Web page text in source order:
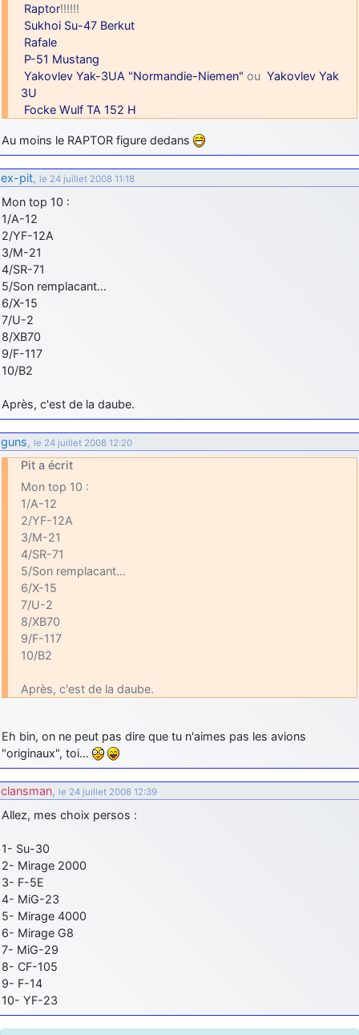
Raptor!!!!!!
Sukhoi Su-47 Berkut
Rafale
P-51 Mustang
Yakovlev Yak-3UA "Normandie-Niemen" ou Yakovlev Yak
3U
Focke Wulf TA 152 H
Au moins le RAPTOR figure dedans
ex-pit, le 24 juillet 2008 11:18
Mon top 10 :
1/A-12
2/YF-12A
3/M-21
4/SR-71
5/Son remplacant…
6/X-15
7/U-2
8/XB70
9/F-117
10/B2
Après, c'est de la daube.
guns, le 24 juillet 2008 12:20
Pit a écrit
Mon top 10 :
1/A-12
2/YF-12A
3/M-21
4/SR-71
5/Son remplacant…
6/X-15
7/U-2
8/XB70
9/F-117
10/B2
Après, c'est de la daube.
Eh bin, on ne peut pas dire que tu n'aimes pas les avions
"originaux", toi…
clansman, le 24 juillet 2008 12:39
Allez, mes choix persos :
1- Su-30
2- Mirage 2000
3- F-5E
4- MiG-23
5- Mirage 4000
6- Mirage G8
7- MiG-29
8- CF-105
9- F-14
10- YF-23